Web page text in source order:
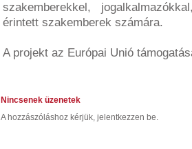
szakemberekkel,
érintett szakemberek számára.
A projekt az Európai Unió
Nincsenek üzenetek
A hozzászóláshoz kérjük, jelentkezzen be.